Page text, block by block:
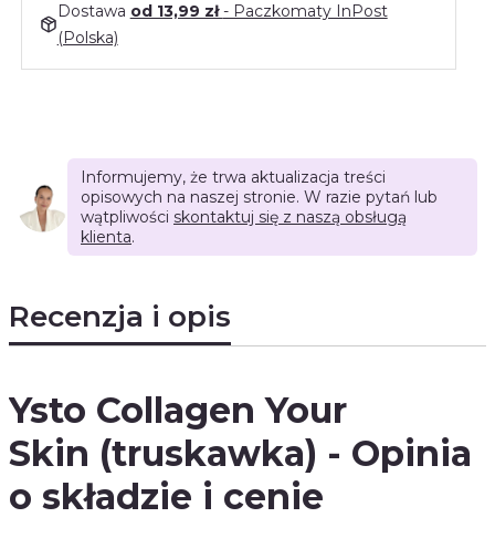
Dostawa od 13,99 zł- Paczkomaty InPost
(Polska)
Informujemy, że trwa aktualizacja treści
opisowych na naszej stronie. W razie pytań lub
wątpliwości skontaktuj się z naszą obsługą
klienta.
Recenzja i opis
Ysto Collagen Your
Skin (truskawka) - Opinia
o składzie i cenie